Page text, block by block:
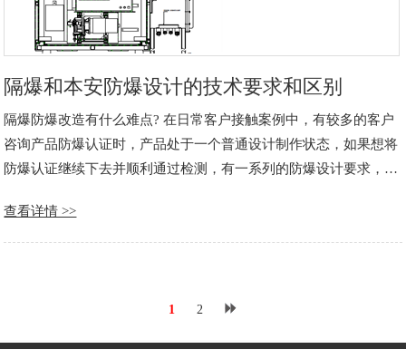
隔爆和本安防爆设计的技术要求和区别
隔爆防爆改造有什么难点? 在日常客户接触案例中，有较多的客户
咨询产品防爆认证时，产品处于一个普通设计制作状态，如果想将
防爆认证继续下去并顺利通过检测，有一系列的防爆设计要求，普
环境中，常常使用隔爆或者本安产品，如果是隔爆方向，就要着重
考虑这两方面的要素。 ……
查看详情 >>
1 2